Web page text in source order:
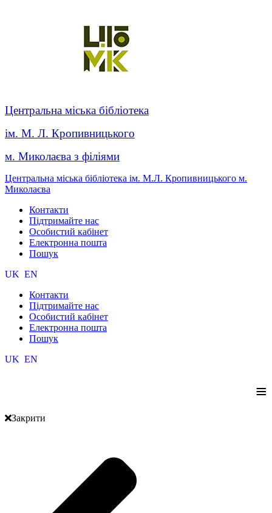
Центральна міська бібліотека
ім. М. Л. Кропивницького
м. Миколаєва з філіями
Центральна міська бібліотека ім. М.Л. Кропивницького м.
Миколаєва
Контакти
Підтримайте нас
Особистий кабінет
Електронна пошта
Пошук
UK EN
Контакти
Підтримайте нас
Особистий кабінет
Електронна пошта
Пошук
UK EN
≡
Закрити